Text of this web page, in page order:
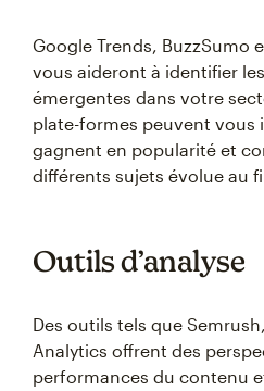
Google Trends, BuzzSumo
vous aideront à identifier
émergentes dans votre
plate-formes peuvent vous
gagnent en popularité et
différents sujets évolue au
Outils d’analyse
Des outils tels que
Analytics offrent des
performances du contenu